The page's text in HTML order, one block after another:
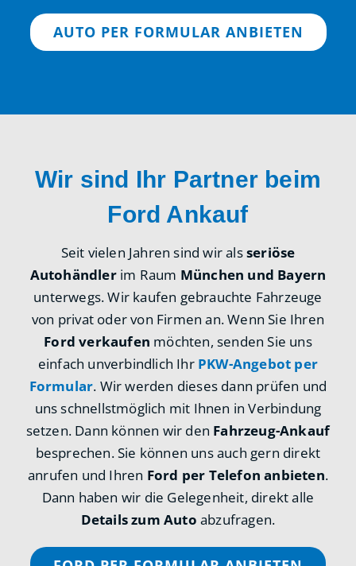
AUTO PER FORMULAR ANBIETEN
Wir sind Ihr Partner beim
Ford Ankauf
Seit vielen Jahren sind wir alsseriöse
Autohändlerim Raum München und Bayern
unterwegs. Wir kaufen gebrauchte Fahrzeuge
von privat oder von Firmen an. Wenn Sie Ihren
Ford verkaufen möchten, senden Sie uns
einfach unverbindlich Ihr PKW-Angebot per
Formular. Wir werden dieses dann prüfen und
uns schnellstmöglich mit Ihnen in Verbindung
setzen. Dann können wir den Fahrzeug-Ankauf
besprechen. Sie können uns auch gern direkt
anrufen und Ihren Ford per Telefon anbieten.
Dann haben wir die Gelegenheit, direkt alle
Details zum Auto abzufragen.